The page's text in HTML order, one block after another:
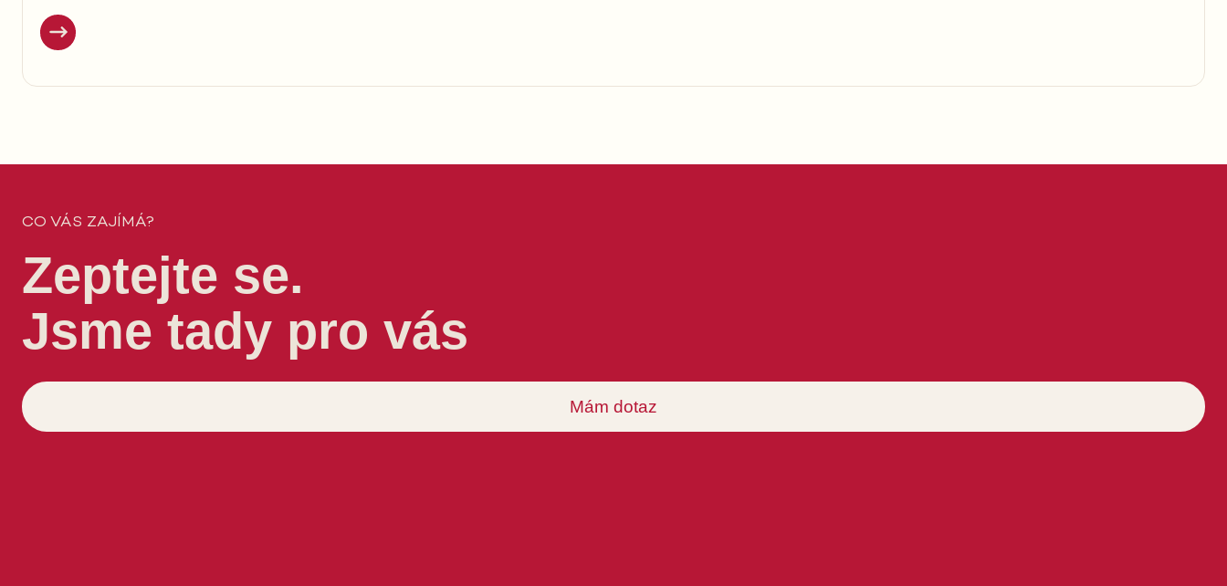
CO VÁS ZAJÍMÁ?
Zeptejte se.
Jsme tady pro vás
Mám dotaz